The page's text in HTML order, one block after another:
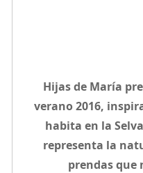
Hijas de María
verano 2016,
habita en la
representa la
prendas que